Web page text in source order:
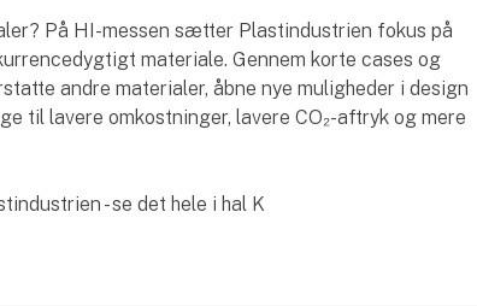
På HI-messen sætter Plastindustrien fokus på
materiale. Gennem korte cases og
andre materialer, åbne nye muligheder i design
til lavere omkostninger, lavere CO₂-aftryk og mere
- se det hele i hal K